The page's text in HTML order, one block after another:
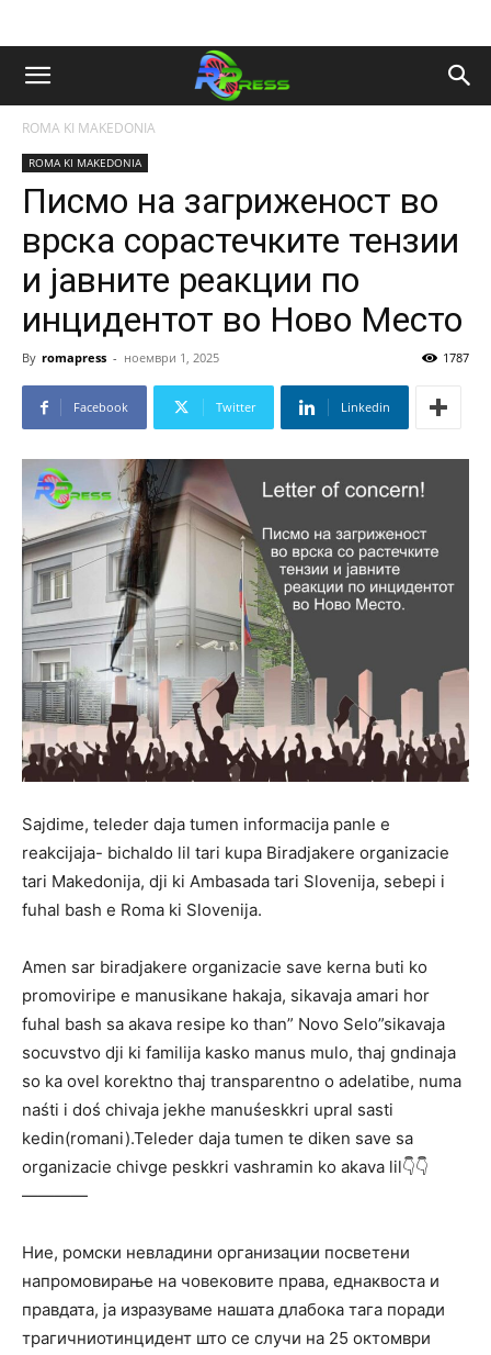
ROMA KI MAKEDONIA
ROMA KI MAKEDONIA
Писмо на загриженост во
врска сорастечките тензии
и јавните реакции по
инцидентот во Ново Место
By romapress - ноември 1, 2025 1787
Facebook Twitter Linkedin
Sajdime, teleder daja tumen informacija panle e
reakcijaja- bichaldo lil tari kupa Biradjakere organizacie
tari Makedonija, dji ki Ambasada tari Slovenija, sebepi i
fuhal bash e Roma ki Slovenija.
Amen sar biradjakere organizacie save kerna buti ko
promoviripe e manusikane hakaja, sikavaja amari hor
fuhal bash sa akava resipe ko than” Novo Selo”sikavaja
socuvstvo dji ki familija kasko manus mulo, thaj gndinaja
so ka ovel korektno thaj transparentno o adelatibe, numa
naśti i doś chivaja jekhe manuśeskkri upral sasti
kedin(romani).Teleder daja tumen te diken save sa
organizacie chivge peskkri vashramin ko akava lil👇👇
————
Ние, ромски невладини организации посветени
напромовирање на човековите права, еднаквоста и
правдата, ја изразуваме нашата длабока тага поради
трагичниотинцидент што се случи на 25 октомври